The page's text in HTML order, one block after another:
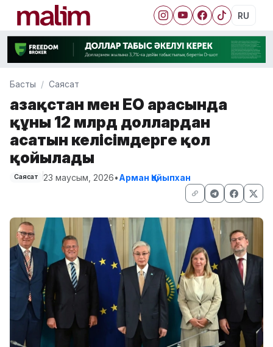
RU
Басты Саясат
Қазақстан мен ЕО арасында
құны 12 млрд доллардан
асатын келісімдерге қол
қойылады
Саясат 23 маусым, 2026•Арман Қайыпхан